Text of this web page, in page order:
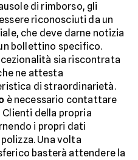
di rimborso, gli
riconosciuti da un
che deve darne notizia
bollettino specifico.
sia riscontrata
ne attesta
di straordinarietà.
è necessario contattare
della propria
i propri dati
Una volta
basterà attendere la